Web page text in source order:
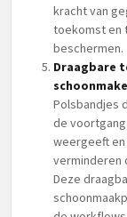
kracht van
toekomst en
beschermen.
Draagbare
Polsbandjes
de
weergeeft
verminderen
Deze